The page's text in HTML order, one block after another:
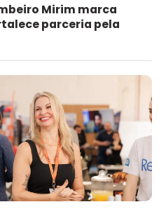
Mirim marca
parceria pela